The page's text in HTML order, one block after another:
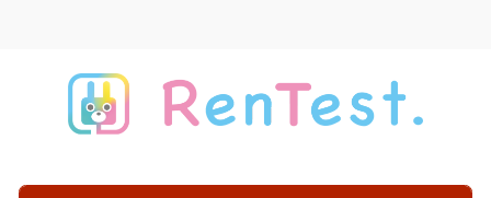
人気のキッチン家電
人気の美容家電